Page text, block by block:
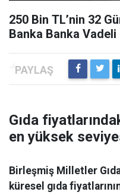
250 Bin TL’nin 32
Banka Banka
Gıda
en yüksek
Birleşmiş Milletler
küresel gıda